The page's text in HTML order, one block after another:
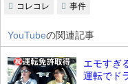
コレコレ 事件
YouTubeの関連記事
エモすぎ
運転でド